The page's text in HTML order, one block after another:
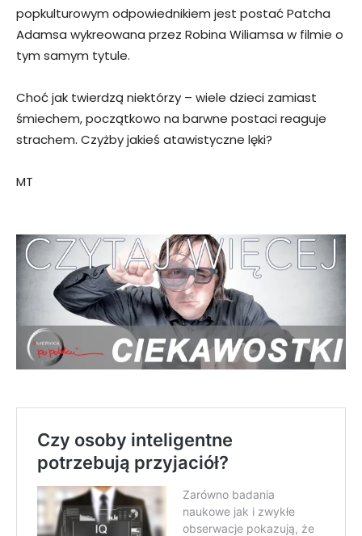
popkulturowym odpowiednikiem jest postać Patcha
Adamsa wykreowana przez Robina Wiliamsa w filmie o
tym samym tytule.
Choć jak twierdzą niektórzy – wiele dzieci zamiast
śmiechem, początkowo na barwne postaci reaguje
strachem. Czyżby jakieś atawistyczne lęki?
MT